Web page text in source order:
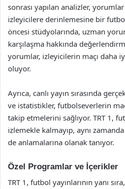
sonrası yapılan analizler,
izleyicilere derinlemesine bir
öncesi stüdyolarında, uzman
karşılaşma hakkında
yorumlar, izleyicilerin maçı daha
oluyor.
Ayrıca, canlı yayın sırasında
ve istatistikler, futbolseverlerin
takip etmelerini sağlıyor. TRT 1,
izlemekle kalmayıp, aynı
de anlamalarına olanak tanıyor.
Özel Programlar ve İçerikler
TRT 1, futbol yayınlarının yanı